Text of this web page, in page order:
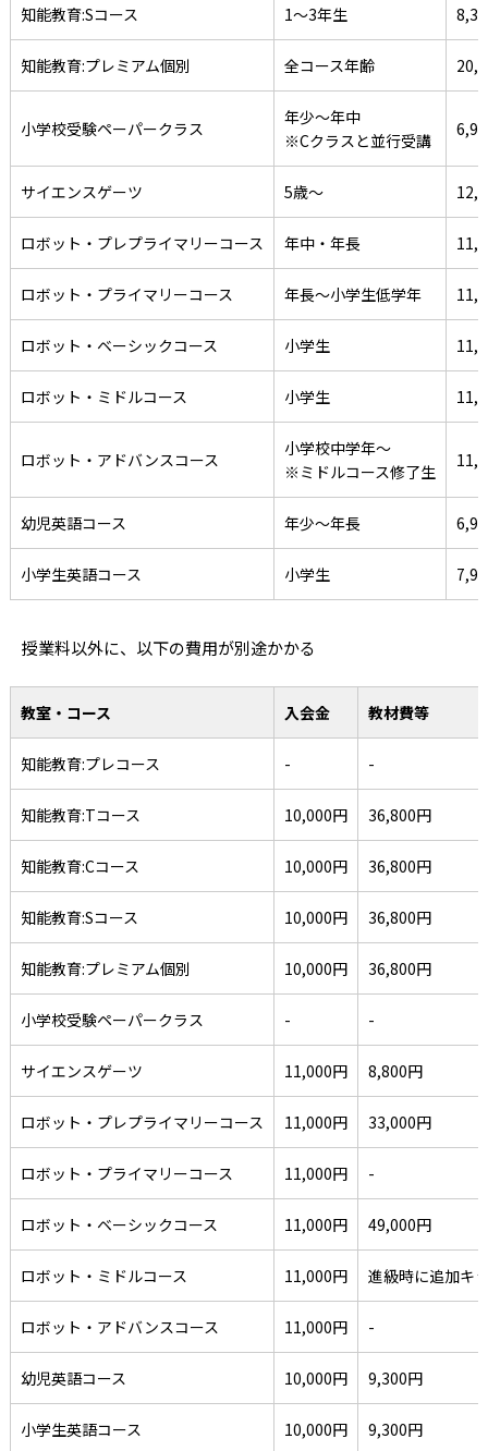
知能教育:Sコース 1～3年生
知能教育:プレミアム個別 全コース年齢
小学校受験ペーパークラス
年少～年中
※Cクラスと並行受講
サイエンスゲーツ 5歳～
ロボット・プレプライマリーコース 年中・年長
ロボット・プライマリーコース 年長～小学生低学年
ロボット・ベーシックコース 小学生
ロボット・ミドルコース 小学生
ロボット・アドバンスコース
小学校中学年～
※ミドルコース修了生
幼児英語コース 年少～年長
小学生英語コース 小学生
授業料以外に、以下の費用が別途かかる
教室・コース 入会金 教材費等
知能教育:プレコース - -
知能教育:Tコース 10,000円 36,800円
知能教育:Cコース 10,000円 36,800円
知能教育:Sコース 10,000円 36,800円
知能教育:プレミアム個別 10,000円 36,800円
小学校受験ペーパークラス - -
サイエンスゲーツ 11,000円 8,800円
ロボット・プレプライマリーコース 11,000円 33,000円
ロボット・プライマリーコース 11,000円 -
ロボット・ベーシックコース 11,000円 49,000円
ロボット・ミドルコース 11,000円 進級時に追加キ
ロボット・アドバンスコース 11,000円 -
幼児英語コース 10,000円 9,300円
小学生英語コース 10,000円 9,300円